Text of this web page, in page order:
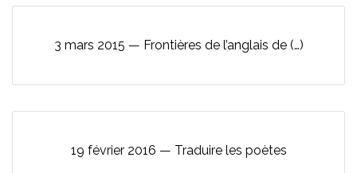
3 mars 2015 — Frontières de l’anglais de (…)
19 février 2016 — Traduire les poètes